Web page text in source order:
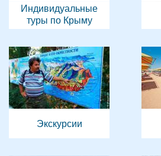
Индивидуальные
туры по Крыму
Экскурсии